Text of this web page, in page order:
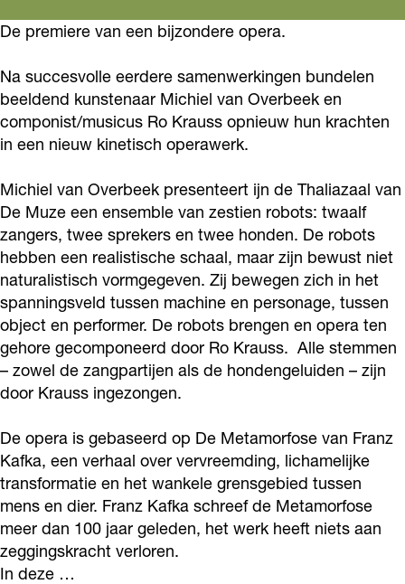
m
o
r
f
o
s
-
M
i
c
h
i
e
l
a
n
O
v
e
a
o
r
f
s
e
-
M
i
c
h
i
l
v
a
n
O
t
m
o
r
o
s
e
-
M
i
c
h
e
v
a
n
o
f
o
s
-
M
c
h
i
e
l
a
n
O
v
e
e
a
m
o
f
o
s
e
-
M
i
c
i
e
l
v
a
De premiere van een bijzondere opera.
Na succesvolle eerdere samenwerkingen bundelen
beeldend kunstenaar Michiel van Overbeek en
componist/musicus Ro Krauss opnieuw hun krachten
in een nieuw kinetisch operawerk.
Michiel van Overbeek presenteert ijn de Thaliazaal van
De Muze een ensemble van zestien robots: twaalf
zangers, twee sprekers en twee honden. De robots
hebben een realistische schaal, maar zijn bewust niet
naturalistisch vormgegeven. Zij bewegen zich in het
spanningsveld tussen machine en personage, tussen
object en performer. De robots brengen en opera ten
gehore gecomponeerd door Ro Krauss. Alle stemmen
– zowel de zangpartijen als de hondengeluiden – zijn
door Krauss ingezongen.
De opera is gebaseerd op De Metamorfose van Franz
Kafka, een verhaal over vervreemding, lichamelijke
transformatie en het wankele grensgebied tussen
mens en dier. Franz Kafka schreef de Metamorfose
meer dan 100 jaar geleden, het werk heeft niets aan
zeggingskracht verloren.
In deze …